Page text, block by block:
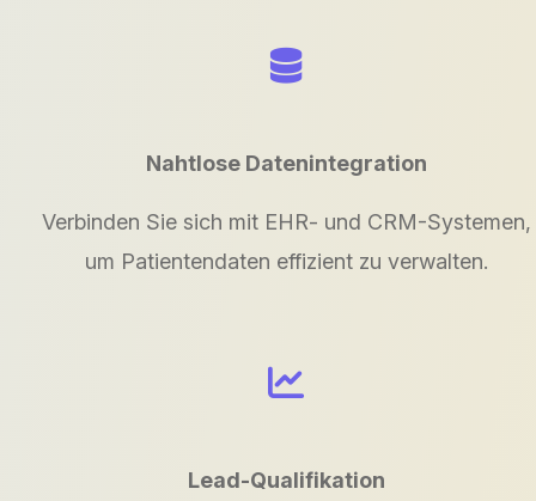
Nahtlose Datenintegration
Verbinden Sie sich mit EHR- und CRM-Systemen,
um Patientendaten effizient zu verwalten.
Lead-Qualifikation